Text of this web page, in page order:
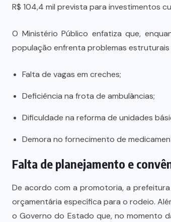
R$ 104,4 mil prevista para investimentos
O Ministério Público enfatiza que,
população enfrenta problemas estruturais
Falta de vagas em creches;
Deficiência na frota de ambulâncias;
Dificuldade na reforma de unidades
Demora no fornecimento de
Falta de planejamento e
De acordo com a promotoria, a
orçamentária específica para o rodeio.
o Governo do Estado que, no momento
Prefeito Abilio Brunini
mais alta honraria da